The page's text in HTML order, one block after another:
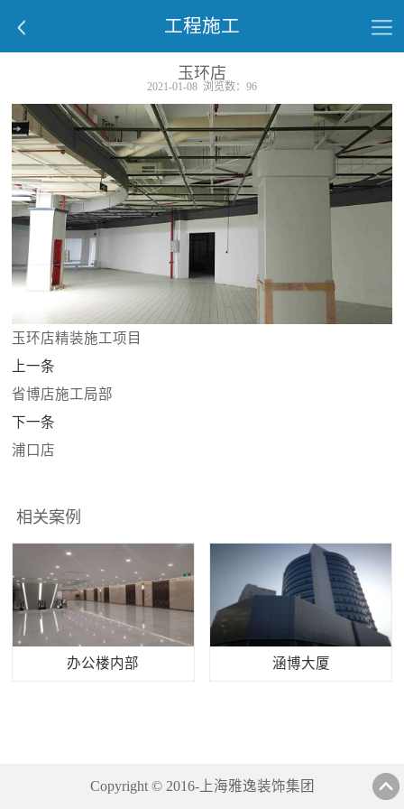
工程施工
 
玉环店
2021-01-08 浏览数：96
玉环店精装施工项目
上一条
省博店施工局部
下一条
浦口店
相关案例
办公楼内部 涵博大厦
Copyright © 2016-上海雅逸装饰集团